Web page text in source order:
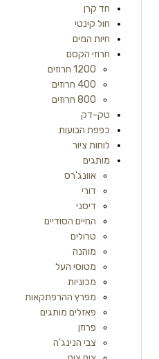
חד קרן
חול קינטי
חיות המים
חרוזי הקסם
1200 חרוזים
400 חרוזים
800 חרוזים
טק-דק
כפפת הבועות
לוחות ציור
מותגים
אוונג'רס
דורי
דיסני
החיים הסודיים
טרולים
מוהנה
מטוסי העל
מכוניות
מפרץ ההרפתקאות
פאזלים מותגים
פרוזן
צבי הנינג'ה